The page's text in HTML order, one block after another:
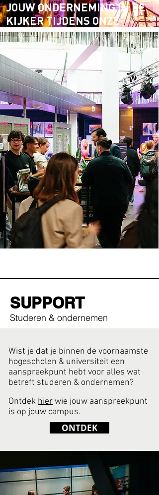
JOUW ONDERNEMING IN DE
KIJKER TIJDENS ONZE
KICKOFF IN TRIX?
SUPPORT
Studeren & ondernemen
Wist je dat je binnen de voornaamste
hogescholen & universiteit een
aanspreekpunt hebt voor alles wat
betreft studeren & ondernemen?
Ontdek hierwie jouw aanspreekpunt
is op jouw campus.
ONTDEK